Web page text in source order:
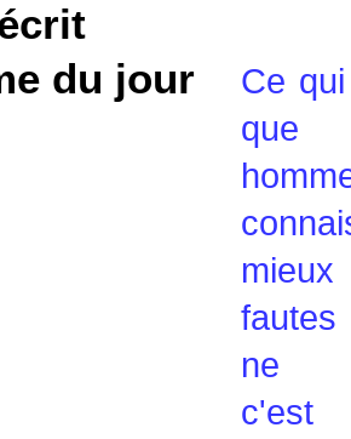
du jour
Ce
ne